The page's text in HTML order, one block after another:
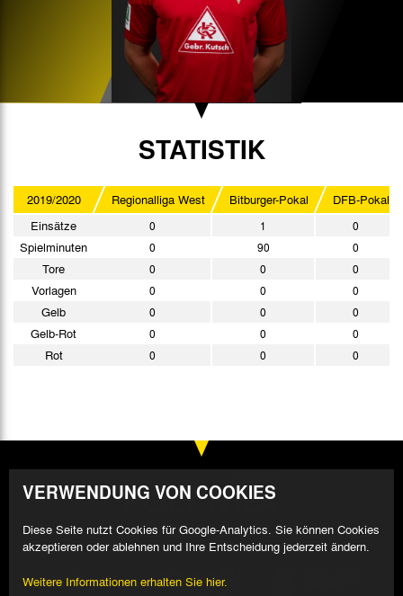
STATISTIK
2019/2020 Regionalliga West Bitburger-Pokal
DFB-Pokal
Einsätze
0 1 0
Spielminuten 0 90 0
Tore 0 0 0
Vorlagen 0 0 0
Gelb 0 0 0
Gelb-Rot 0 0 0
Rot 0 0 0
VERWENDUNG VON COOKIES
Diese Seite nutzt Cookies für Google-Analytics. Sie können Cookies
akzeptieren oder ablehnen und Ihre Entscheidung jederzeit ändern.
Weitere Informationen erhalten Sie hier.